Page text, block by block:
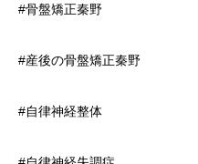
#骨盤矯正秦野
#産後の骨盤矯正秦野
#自律神経整体